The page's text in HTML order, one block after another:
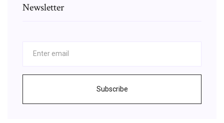
Newsletter
Subscribe